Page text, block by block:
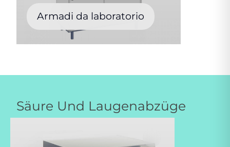
Armadi da laboratorio
Säure Und Laugenabzüge